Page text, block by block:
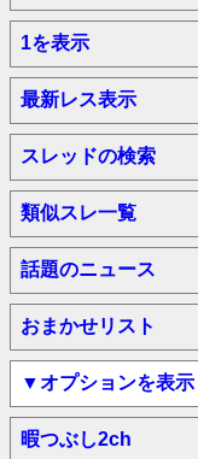
1を表示
最新レス表示
スレッドの検索
類似スレ一覧
話題のニュース
おまかせリスト
▼オプションを表示
暇つぶし2ch